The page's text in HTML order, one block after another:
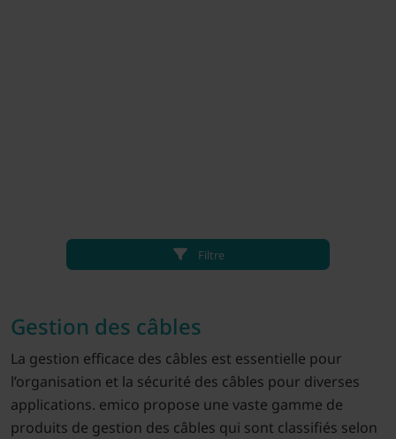
Filtre
Gestion des câbles
La gestion efficace des câbles est essentielle pour
l’organisation et la sécurité des câbles pour diverses
applications. emico propose une vaste gamme de
produits de gestion des câbles qui sont classifiés selon